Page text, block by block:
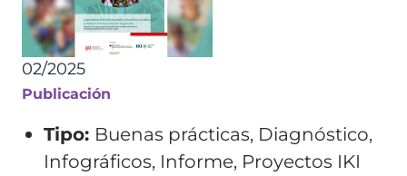
02/2025
Publicación
Tipo: Buenas prácticas, Diagnóstico,
Infográficos, Informe, Proyectos IKI